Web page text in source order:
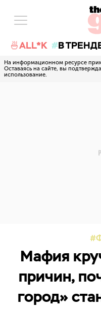
🍜ALL*K В
На информационном ресурсе
Оставаясь на сайте, вы
использование.
Мафия
причин,
город»